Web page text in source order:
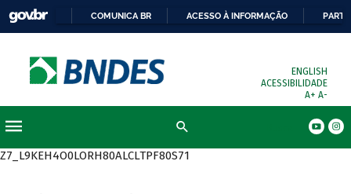
COMUNICA BR ACESSO À INFORMAÇÃO
ENGLISH
ACESSIBILIDADE
A+ A-
Z7_L9KEH4O0LORH80ALCLTPF80S71